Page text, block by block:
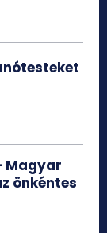
Magyar
önkéntes